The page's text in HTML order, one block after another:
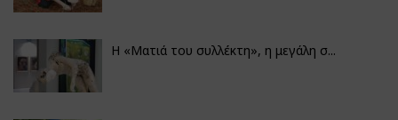
H «Ματιά του συλλέκτη», η μεγάλη σ...